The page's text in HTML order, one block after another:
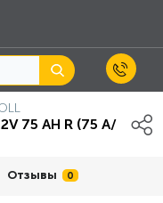
75 AH R (75 А/
Отзывы 0